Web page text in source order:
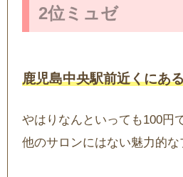
2位ミュゼ
鹿児島中央駅前近くにあ
やはりなんといっても100円
他のサロンにはない魅力的な